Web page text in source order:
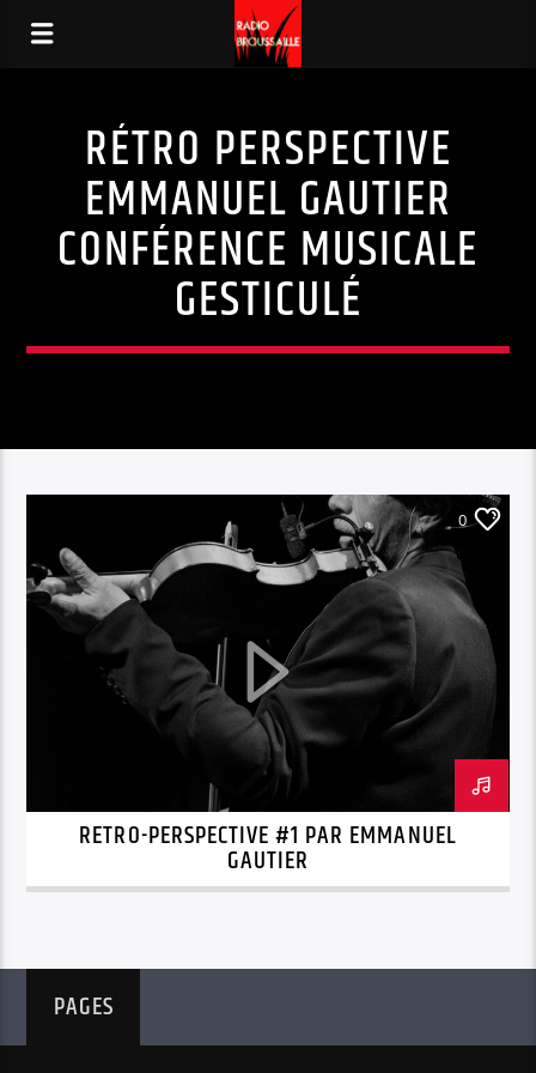
RÉTRO PERSPECTIVE
EMMANUEL GAUTIER
CONFÉRENCE MUSICALE
GESTICULÉ
0
RETRO-PERSPECTIVE #1 PAR EMMANUEL
GAUTIER
PAGES